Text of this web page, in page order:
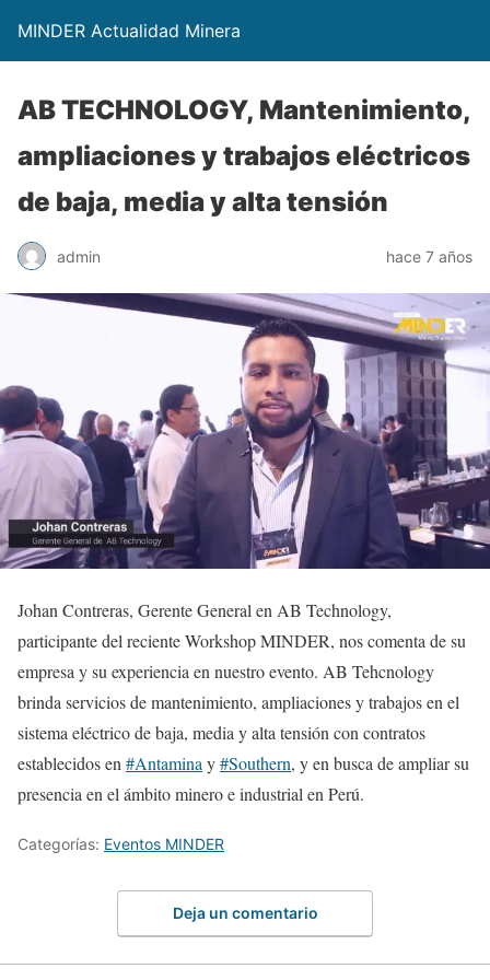
MINDER Actualidad Minera
AB TECHNOLOGY, Mantenimiento,
ampliaciones y trabajos eléctricos
de baja, media y alta tensión
admin hace 7 años
Johan Contreras, Gerente General en AB Technology,
participante del reciente Workshop MINDER, nos comenta de su
empresa y su experiencia en nuestro evento. AB Tehcnology
brinda servicios de mantenimiento, ampliaciones y trabajos en el
sistema eléctrico de baja, media y alta tensión con contratos
establecidos en #Antamina y#Southern, y en busca de ampliar su
presencia en el ámbito minero e industrial en Perú.
Categorías: Eventos MINDER
Deja un comentario